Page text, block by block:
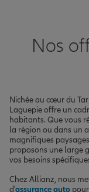
Nos
Nichée au cœur du
Laguepie offre un
habitants. Que vous
la région ou dans un
magnifiques
proposons une large
vos besoins
Chez Allianz, nous
d'assurance auto